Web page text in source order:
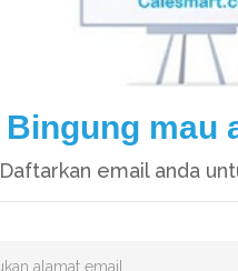
Bingung mau
Daftarkan email anda